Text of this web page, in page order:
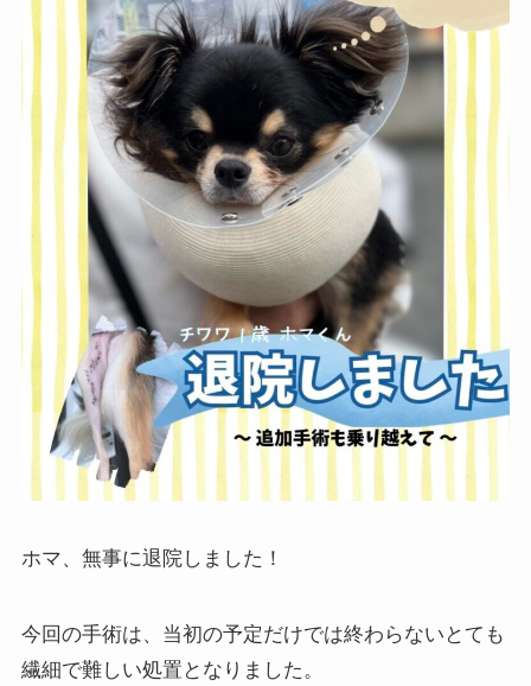
ホマ、無事に退院しました！
今回の手術は、当初の予定だけでは終わらないとても
繊細で難しい処置となりました。